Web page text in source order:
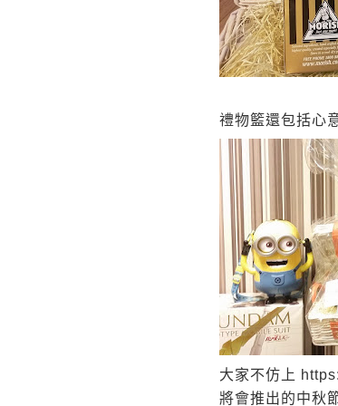
禮物籃還包括心
大家不仿上
將會推出的中秋